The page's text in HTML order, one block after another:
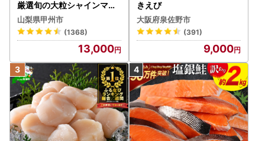
厳選旬の大粒シャインマス
カット 約1.3kg 2～3房【2
026年発送】（MG）B12-
472 FN-Limited-VO シャ
インマスカット フルーツ
山梨県甲州市
(1368)
13,000
きえび
大阪府泉佐野市
(391)
9,000